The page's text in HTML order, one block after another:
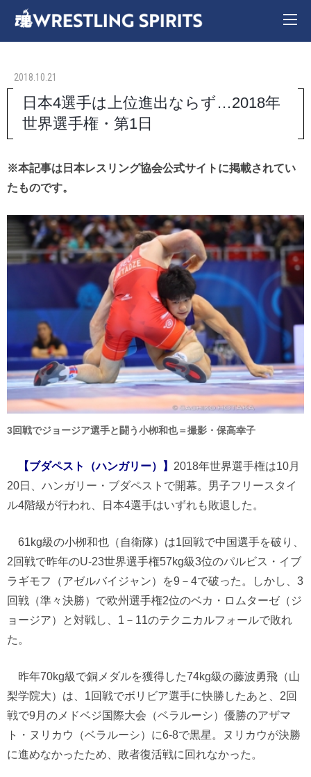
2018.10.21
日本4選手は上位進出ならず…2018年
世界選手権・第1日
※本記事は日本レスリング協会公式サイトに掲載されてい
たものです。
3回戦でジョージア選手と闘う小栁和也＝撮影・保高幸子
【ブダペスト（ハンガリー）】 2018年世界選手権は10月
20日、ハンガリー・ブダペストで開幕。男子フリースタイ
ル4階級が行われ、日本4選手はいずれも敗退した。
61kg級の小栁和也（自衛隊）は1回戦で中国選手を破り、
2回戦で昨年のU-23世界選手権57kg級3位のパルビス・イブ
ラギモフ（アゼルバイジャン）を9－4で破った。しかし、3
回戦（準々決勝）で欧州選手権2位のベカ・ロムターゼ（ジ
ョージア）と対戦し、1－11のテクニカルフォールで敗れ
た。
昨年70kg級で銅メダルを獲得した74kg級の藤波勇飛（山
梨学院大）は、1回戦でボリビア選手に快勝したあと、2回
戦で9月のメドベジ国際大会（ベラルーシ）優勝のアザマ
ト・ヌリカウ（ベラルーシ）に6-8で黒星。ヌリカウが決勝
に進めなかったため、敗者復活戦に回れなかった。